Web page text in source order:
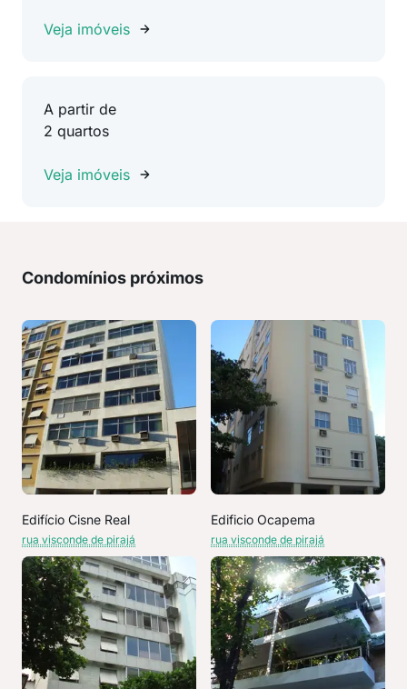
Veja imóveis
A partir de
2 quartos
Veja imóveis
Condomínios próximos
Edifício Cisne Real
rua visconde de pirajá
Edificio Ocapema
rua visconde de pirajá